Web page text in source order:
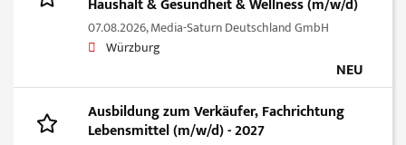
Haushalt & Gesundheit & Wellness (m/w/d)
07.08.2026,Media-Saturn Deutschland GmbH
Würzburg
NEU
Ausbildung zum Verkäufer, Fachrichtung
Lebensmittel (m/w/d) - 2027